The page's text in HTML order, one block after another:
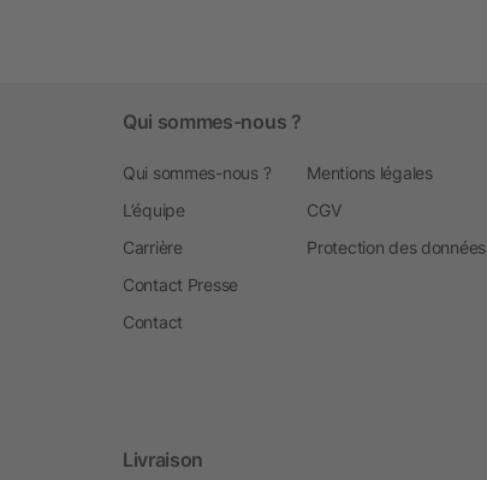
Qui sommes-nous ?
Qui sommes-nous ?
L’équipe
Carrière
Contact Presse
Contact
Mentions légales
CGV
Protection des données
Livraison